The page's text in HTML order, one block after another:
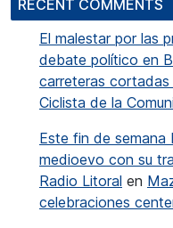
RECENT COMMENTS
El malestar por las
debate político en
carreteras
Ciclista de la
Este fin de semana
medioevo con su
Radio Litoral en
celebraciones